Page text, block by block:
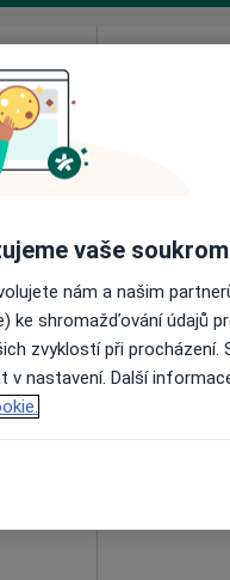
600 kč
vaše
nám a našim
ke shromažďování údajů
zvyklostí při
v nastavení. Další